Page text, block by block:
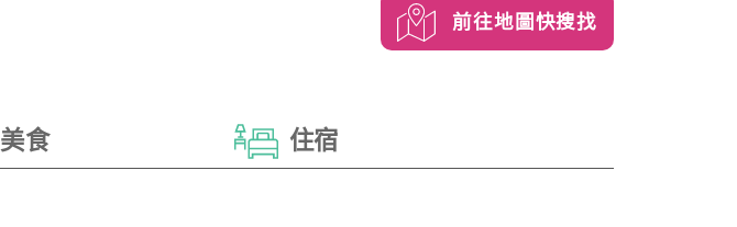
前往地圖快搜找
美食 住宿